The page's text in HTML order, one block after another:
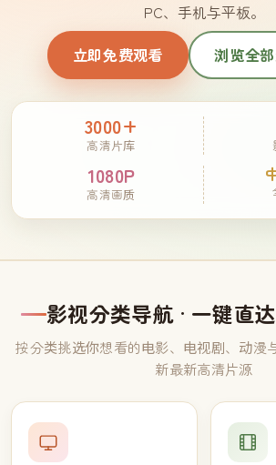
PC、手机与平板。
立即免费观看 浏览全
3000+
高清片库
1080P
高清画质
影视分类导航 · 一键直
按分类挑选你想看的电影、电视剧、动漫
新最新高清片源